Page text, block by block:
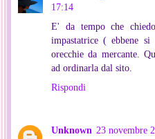
17:14
E' da tempo che
impastatrice ( ebbene
orecchie da mercante.
ad ordinarla dal sito.
Rispondi
Unknown 23 novembre